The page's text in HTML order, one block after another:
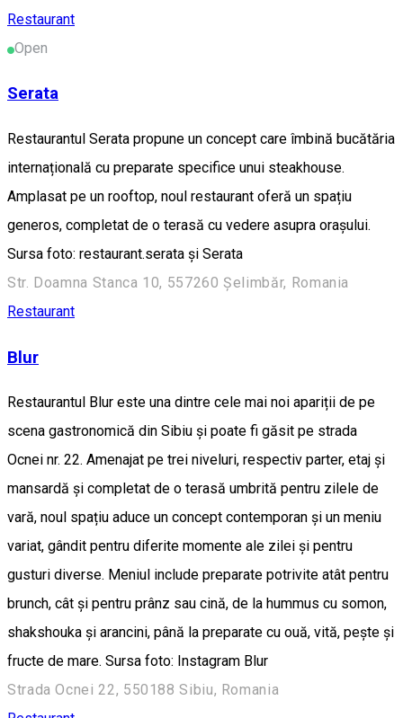
Restaurant
Open
Serata
Restaurantul Serata propune un concept care îmbină bucătăria
internațională cu preparate specifice unui steakhouse.
Amplasat pe un rooftop, noul restaurant oferă un spațiu
generos, completat de o terasă cu vedere asupra orașului.
Sursa foto: restaurant.serata și Serata
Str. Doamna Stanca 10, 557260 Șelimbăr, Romania
Restaurant
Blur
Restaurantul Blur este una dintre cele mai noi apariții de pe
scena gastronomică din Sibiu și poate fi găsit pe strada
Ocnei nr. 22. Amenajat pe trei niveluri, respectiv parter, etaj și
mansardă și completat de o terasă umbrită pentru zilele de
vară, noul spațiu aduce un concept contemporan și un meniu
variat, gândit pentru diferite momente ale zilei și pentru
gusturi diverse. Meniul include preparate potrivite atât pentru
brunch, cât și pentru prânz sau cină, de la hummus cu somon,
shakshouka și arancini, până la preparate cu ouă, vită, pește și
fructe de mare. Sursa foto: Instagram Blur
Strada Ocnei 22, 550188 Sibiu, Romania